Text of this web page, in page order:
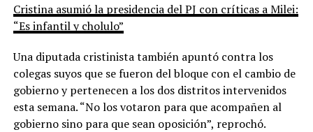
Cristina asumió la presidencia del PJ con críticas a Milei:
“Es infantil y cholulo”
Una diputada cristinista también apuntó contra los
colegas suyos que se fueron del bloque con el cambio de
gobierno y pertenecen a los dos distritos intervenidos
esta semana. “No los votaron para que acompañen al
gobierno sino para que sean oposición”, reprochó.